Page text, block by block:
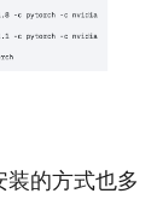
的方式也多